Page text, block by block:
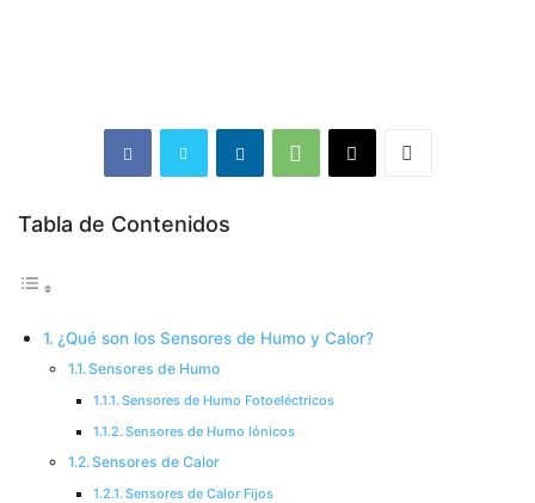
Tabla de Contenidos
¿Qué son los Sensores de Humo y Calor?
Sensores de Humo
Sensores de Humo Fotoeléctricos
Sensores de Humo Iónicos
Sensores de Calor
Sensores de Calor Fijos